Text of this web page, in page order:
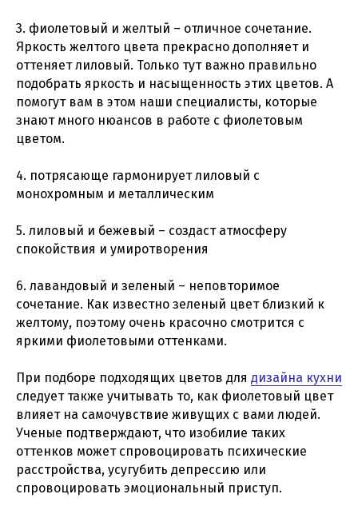
3. фиолетовый и желтый – отличное сочетание.
Яркость желтого цвета прекрасно дополняет и
оттеняет лиловый. Только тут важно правильно
подобрать яркость и насыщенность этих цветов. А
помогут вам в этом наши специалисты, которые
знают много нюансов в работе с фиолетовым
цветом.
4. потрясающе гармонирует лиловый с
монохромным и металлическим
5. лиловый и бежевый – создаст атмосферу
спокойствия и умиротворения
6. лавандовый и зеленый – неповторимое
сочетание. Как известно зеленый цвет близкий к
желтому, поэтому очень красочно смотрится с
яркими фиолетовыми оттенками.
При подборе подходящих цветов для дизайна кухни
следует также учитывать то, как фиолетовый цвет
влияет на самочувствие живущих с вами людей.
Ученые подтверждают, что изобилие таких
оттенков может спровоцировать психические
расстройства, усугубить депрессию или
спровоцировать эмоциональный приступ.